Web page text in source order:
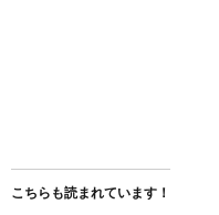
こちらも読まれています！